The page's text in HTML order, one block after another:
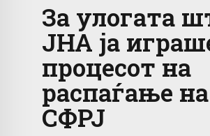
За улогата
ЈНА ја
процесот на
распаѓање на
СФРЈ